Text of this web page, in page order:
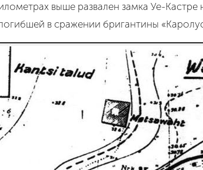
выше развален замка Уе-
в сражении бригантины